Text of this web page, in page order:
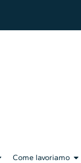
Come lavoriamo